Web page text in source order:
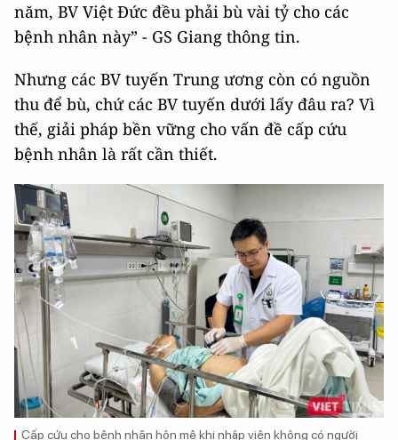
năm, BV Việt Đức đều phải bù vài tỷ cho các
bệnh nhân này” - GS Giang thông tin.
Nhưng các BV tuyến Trung ương còn có nguồn
thu để bù, chứ các BV tuyến dưới lấy đâu ra? Vì
thế, giải pháp bền vững cho vấn đề cấp cứu
bệnh nhân là rất cần thiết.
Cấp cứu cho bệnh nhân hôn mê khi nhập viện không có người